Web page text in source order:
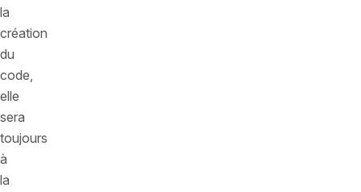
la
création
du
code,
elle
sera
toujours
à
la